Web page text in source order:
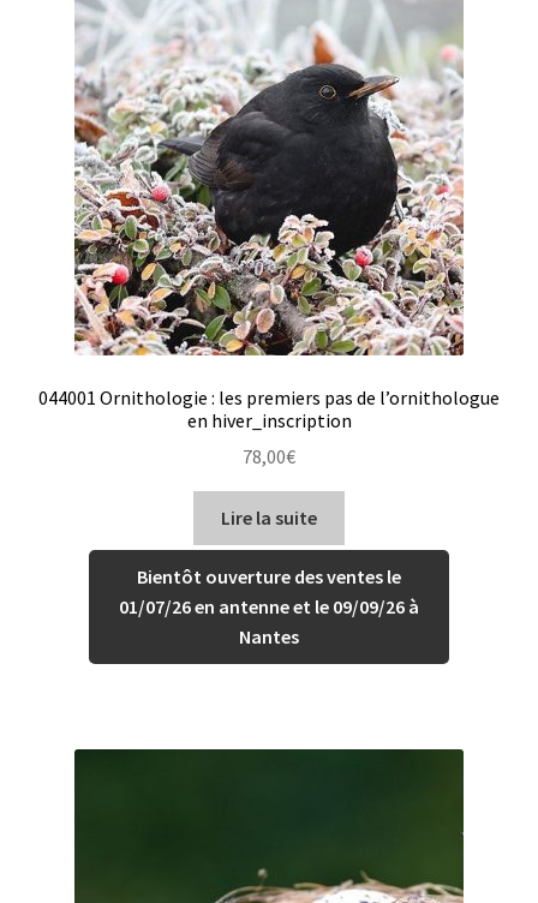
044001 Ornithologie : les premiers pas de l’ornithologue
en hiver_inscription
78,00€
Lire la suite
Bientôt ouverture des ventes le
01/07/26 en antenne et le 09/09/26 à
Nantes